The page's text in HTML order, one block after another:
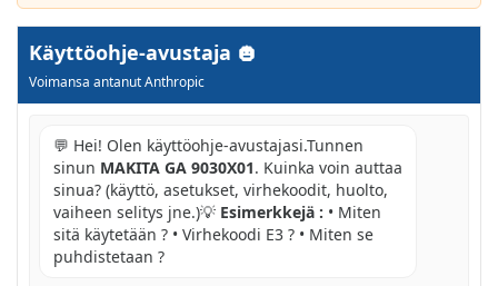
Käyttöohje-avustaja
Voimansa antanut Anthropic
💬 Hei! Olen käyttöohje-avustajasi.Tunnen
sinun MAKITA GA 9030X01. Kuinka voin auttaa
sinua? (käyttö, asetukset, virhekoodit, huolto,
vaiheen selitys jne.)💡 Esimerkkejä : • Miten
sitä käytetään ? • Virhekoodi E3 ? • Miten se
puhdistetaan ?